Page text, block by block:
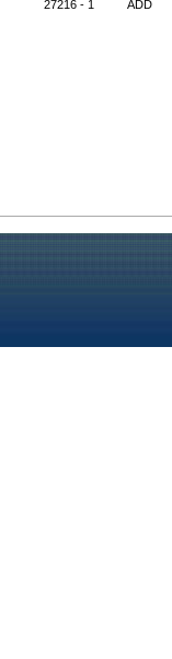
27216 - 1 ADD